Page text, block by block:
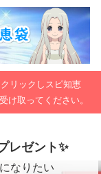
リックしスピ知恵
け取ってください。
レゼント✨
なりたい